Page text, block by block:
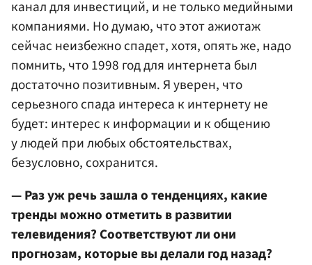
канал для инвестиций, и не только медийными
компаниями. Но думаю, что этот ажиотаж
сейчас неизбежно спадет, хотя, опять же, надо
помнить, что 1998 год для интернета был
достаточно позитивным. Я уверен, что
серьезного спада интереса к интернету не
будет: интерес к информации и к общению
у людей при любых обстоятельствах,
безусловно, сохранится.
— Раз уж речь зашла о тенденциях, какие
тренды можно отметить в развитии
телевидения? Соответствуют ли они
прогнозам, которые вы делали год назад?